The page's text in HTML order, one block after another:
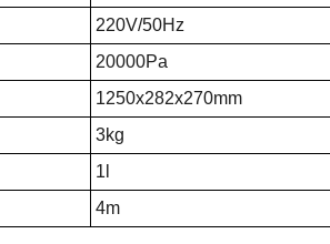
220V/50Hz
20000Pa
1250x282x270mm
3kg
1l
4m